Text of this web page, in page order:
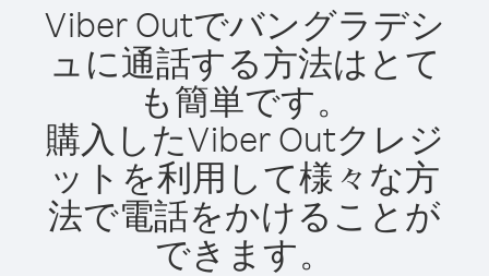
Viber Outでバングラデシ
ュに通話する方法はとて
も簡単です。
購入したViber Outクレジ
ットを利用して様々な方
法で電話をかけることが
できます。